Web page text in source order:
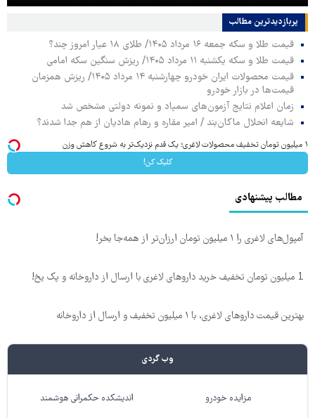
پربازدیدترین‌ مطالب
قیمت طلا و سکه جمعه ۱۶ مرداد ۱۴۰۵/ طلای ۱۸ عیار امروز چند؟
قیمت طلا و سکه یکشنبه ۱۱ مرداد ۱۴۰۵/ ریزش سنگین سکه امامی
قیمت محصولات ایران خودرو چهارشنبه ۱۴ مرداد ۱۴۰۵/ ریزش همزمان
قیمت‌ها در بازار خودرو
زمان اعلام نتایج آزمون‌های سمپاد و نمونه دولتی مشخص شد
شایعه انحلال ماکان‌بند / امیر مقاره و رهام هادیان از هم جدا شدند؟
۱ میلیون تومان تخفیف محصولات لاغری؛ یک قدم نزدیک‌تر به شروع کاهش وزن
کلیک کن!
مطالب پیشنهادی
آمپول‌های لاغری را ۱ میلیون تومان ارزان‌تر از همه‌جا بخر!
1 میلیون تومان تخفیف خرید داروهای لاغری با ارسال از داروخانه و پک یخ!
بهترین قیمت داروهای لاغری، با ۱ میلیون تخفیف و ارسال از داروخانه‌
وب گردی
مزایده خودرو اندیشکده حکمرانی هوشمند